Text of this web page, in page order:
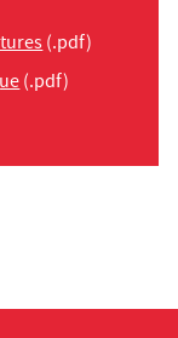
(.pdf)
(.pdf)